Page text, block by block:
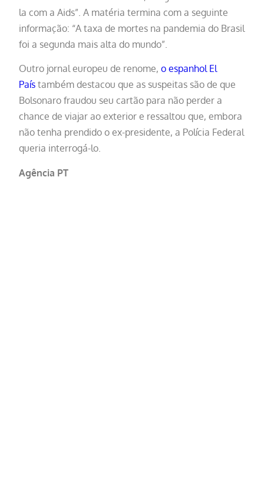
la com a Aids”. A matéria termina com a seguinte
informação: “A taxa de mortes na pandemia do Brasil
foi a segunda mais alta do mundo”.
Outro jornal europeu de renome,o espanhol El
País também destacou que as suspeitas são de que
Bolsonaro fraudou seu cartão para não perder a
chance de viajar ao exterior e ressaltou que, embora
não tenha prendido o ex-presidente, a Polícia Federal
queria interrogá-lo.
Agência PT